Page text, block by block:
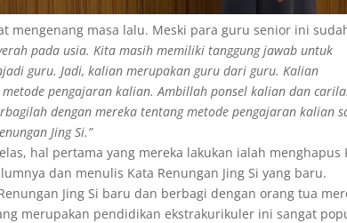
mengenang masa lalu. Meski para guru senior ini
pada usia. Kita masih memiliki tanggung jawab untuk
guru. Jadi, kalian merupakan guru dari guru. Kalian
pengajaran kalian. Ambillah ponsel kalian dan
dengan mereka tentang metode pengajaran kalian
Jing Si.”
hal pertama yang mereka lakukan ialah menghapus
dan menulis Kata Renungan Jing Si yang baru.
Jing Si baru dan berbagi dengan orang tua
merupakan pendidikan ekstrakurikuler ini sangat